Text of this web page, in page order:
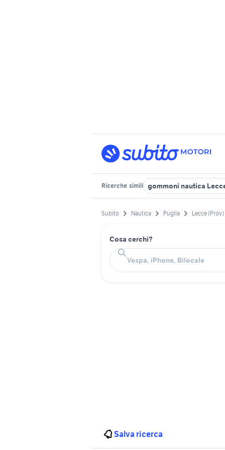
Ricerche simili gommoni nautica
Subito Nautica Puglia Lecce (Prov)
Cosa cerchi?
Salva ricerca